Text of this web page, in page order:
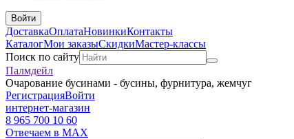
Войти
ДоставкаОплатаНовинкиКонтакты
КаталогМои заказыСкидкиМастер-классы
Поиск по сайту
Палмдейл
Очарование бусинами - бусины, фурнитура, жемчуг
РегистрацияВойти
интернет-магазин
8 965 700 10 60
Отвечаем в MAX